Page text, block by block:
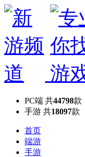
PC端 共44798款
手游 共18097款
首页
端游
手游